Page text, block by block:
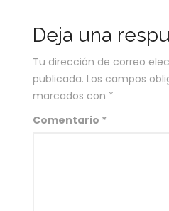
Deja una
Tu dirección de correo
publicada. Los campos
marcados con *
Comentario *